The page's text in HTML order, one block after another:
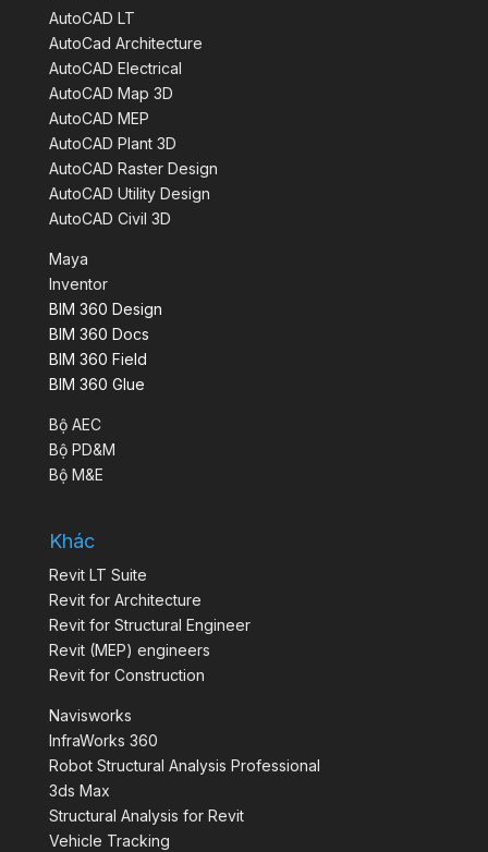
AutoCAD LT
AutoCad Architecture
AutoCAD Electrical
AutoCAD Map 3D
AutoCAD MEP
AutoCAD Plant 3D
AutoCAD Raster Design
AutoCAD Utility Design
AutoCAD Civil 3D
Maya
Inventor
BIM 360 Design
BIM 360 Docs
BIM 360 Field
BIM 360 Glue
Bộ AEC
Bộ PD&M
Bộ M&E
Khác
Revit LT Suite
Revit for Architecture
Revit for Structural Engineer
Revit (MEP) engineers
Revit for Construction
Navisworks
InfraWorks 360
Robot Structural Analysis Professional
3ds Max
Structural Analysis for Revit
Vehicle Tracking